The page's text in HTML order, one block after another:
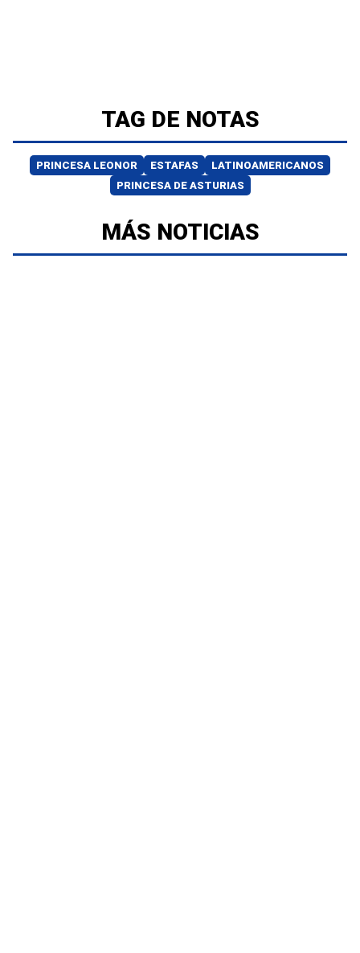
TAG DE NOTAS
PRINCESA LEONOR ESTAFAS
LATINOAMERICANOS
PRINCESA DE ASTURIAS
MÁS NOTICIAS